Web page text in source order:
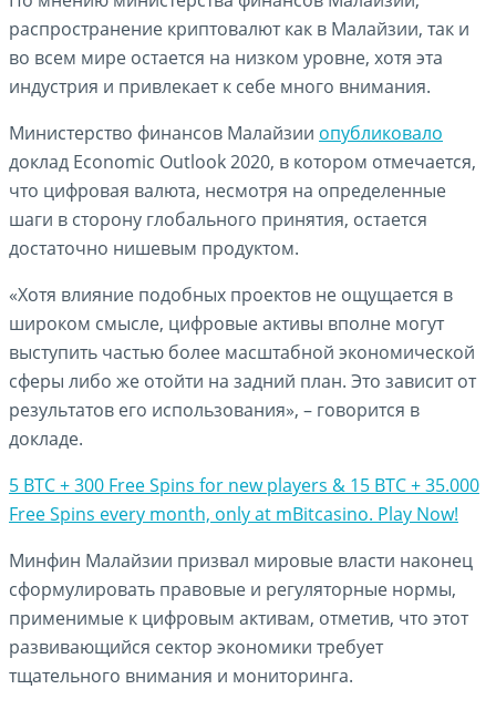
распространение криптовалют как в Малайзии, так и
во всем мире остается на низком уровне, хотя эта
индустрия и привлекает к себе много внимания.
Министерство финансов Малайзии опубликовало
доклад Economic Outlook 2020, в котором отмечается,
что цифровая валюта, несмотря на определенные
шаги в сторону глобального принятия, остается
достаточно нишевым продуктом.
«Хотя влияние подобных проектов не ощущается в
широком смысле, цифровые активы вполне могут
выступить частью более масштабной экономической
сферы либо же отойти на задний план. Это зависит от
результатов его использования», – говорится в
докладе.
5 BTC + 300 Free Spins for new players & 15 BTC + 35.000
Free Spins every month, only at mBitcasino. Play Now!
Минфин Малайзии призвал мировые власти наконец
сформулировать правовые и регуляторные нормы,
применимые к цифровым активам, отметив, что этот
развивающийся сектор экономики требует
тщательного внимания и мониторинга.